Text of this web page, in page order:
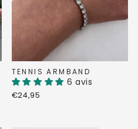
TENNIS ARMBAND
6 avis
€24,95